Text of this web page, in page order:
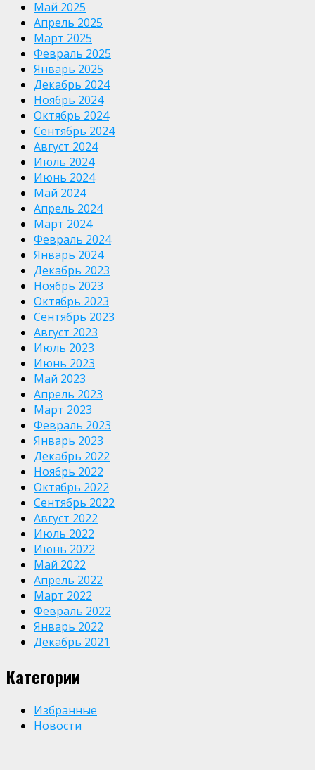
Май 2025
Апрель 2025
Март 2025
Февраль 2025
Январь 2025
Декабрь 2024
Ноябрь 2024
Октябрь 2024
Сентябрь 2024
Август 2024
Июль 2024
Июнь 2024
Май 2024
Апрель 2024
Март 2024
Февраль 2024
Январь 2024
Декабрь 2023
Ноябрь 2023
Октябрь 2023
Сентябрь 2023
Август 2023
Июль 2023
Июнь 2023
Май 2023
Апрель 2023
Март 2023
Февраль 2023
Январь 2023
Декабрь 2022
Ноябрь 2022
Октябрь 2022
Сентябрь 2022
Август 2022
Июль 2022
Июнь 2022
Май 2022
Апрель 2022
Март 2022
Февраль 2022
Январь 2022
Декабрь 2021
Категории
Избранные
Новости